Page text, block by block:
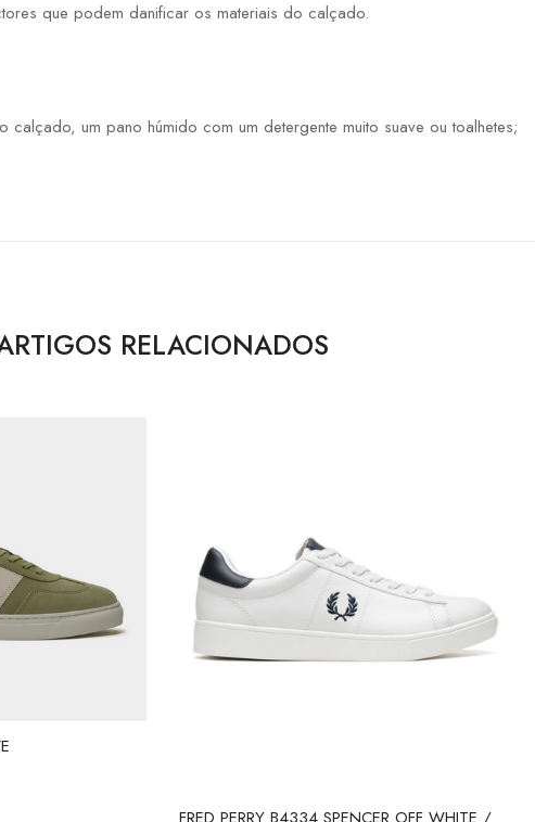
que podem danificar os materiais do calçado.
um pano húmido com um detergente muito suave ou toalhetes;
RELACIONADOS